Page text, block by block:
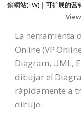
銷網站(TW) | 可扩展的营
La herramienta
Online (VP
Diagram, UML,
dibujar el
rápidamente a
dibujo.